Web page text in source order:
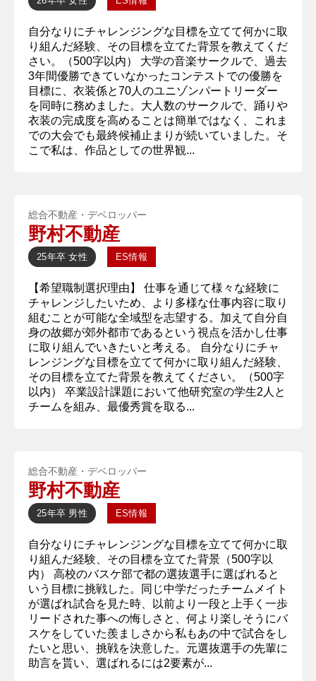
自分なりにチャレンジングな目標を立てて何かに取
り組んだ経験、その目標を立てた背景を教えてくだ
さい。（500字以内） 大学の音楽サークルで、過去
3年間優勝できていなかったコンテストでの優勝を
目標に、衣装係と70人のユニゾンパートリーダー
を同時に務めました。大人数のサークルで、踊りや
衣装の完成度を高めることは簡単ではなく、これま
での大会でも最終候補止まりが続いていました。そ
こで私は、作品としての世界観...
総合不動産・デベロッパー
野村不動産
25年卒 女性 ES情報
【希望職制選択理由】 仕事を通じて様々な経験に
チャレンジしたいため、より多様な仕事内容に取り
組むことが可能な全域型を志望する。加えて自分自
身の故郷が郊外都市であるという視点を活かし仕事
に取り組んでいきたいと考える。 自分なりにチャ
レンジングな目標を立てて何かに取り組んだ経験、
その目標を立てた背景を教えてください。（500字
以内） 卒業設計課題において他研究室の学生2人と
チームを組み、最優秀賞を取る...
総合不動産・デベロッパー
野村不動産
25年卒 男性 ES情報
自分なりにチャレンジングな目標を立てて何かに取
り組んだ経験、その目標を立てた背景（500字以
内） 高校のバスケ部で都の選抜選手に選ばれると
いう目標に挑戦した。同じ中学だったチームメイト
が選ばれ試合を見た時、以前より一段と上手く一歩
リードされた事への悔しさと、何より楽しそうにバ
スケをしていた羨ましさから私もあの中で試合をし
たいと思い、挑戦を決意した。元選抜選手の先輩に
助言を貰い、選ばれるには2要素が...